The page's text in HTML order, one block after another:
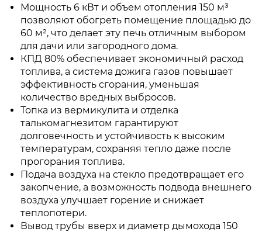
Мощность 6 кВт и объем отопления 150 м³
позволяют обогреть помещение площадью до
60 м², что делает эту печь отличным выбором
для дачи или загородного дома.
КПД 80% обеспечивает экономичный расход
топлива, а система дожига газов повышает
эффективность сгорания, уменьшая
количество вредных выбросов.
Топка из вермикулита и отделка
талькомагнезитом гарантируют
долговечность и устойчивость к высоким
температурам, сохраняя тепло даже после
прогорания топлива.
Подача воздуха на стекло предотвращает его
закопчение, а возможность подвода внешнего
воздуха улучшает горение и снижает
теплопотери.
Вывод трубы вверх и диаметр дымохода 150